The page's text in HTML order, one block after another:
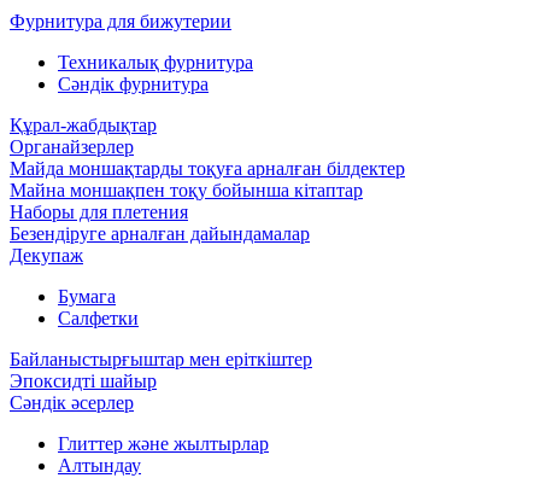
Фурнитура для бижутерии
Техникалық фурнитура
Сәндік фурнитура
Құрал-жабдықтар
Органайзерлер
Майда моншақтарды тоқуға арналған білдектер
Майна моншақпен тоқу бойынша кітаптар
Наборы для плетения
Безендіруге арналған дайындамалар
Декупаж
Бумага
Салфетки
Байланыстырғыштар мен еріткіштер
Эпоксидті шайыр
Сәндік әсерлер
Глиттер және жылтырлар
Алтындау